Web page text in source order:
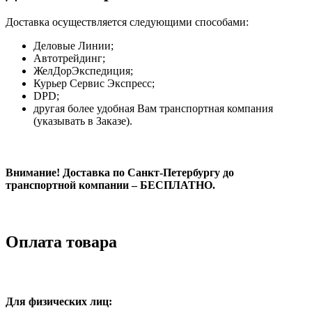
Доставка осуществляется следующими способами:
Деловые Линии;
Автотрейдинг;
ЖелДорЭкспедиция;
Курьер Сервис Экспресс;
DPD;
другая более удобная Вам транспортная компания
(указывать в Заказе).
Внимание! Доставка по Санкт-Петербургу до
транспортной компании – БЕСПЛАТНО.
Оплата товара
Для физических лиц: